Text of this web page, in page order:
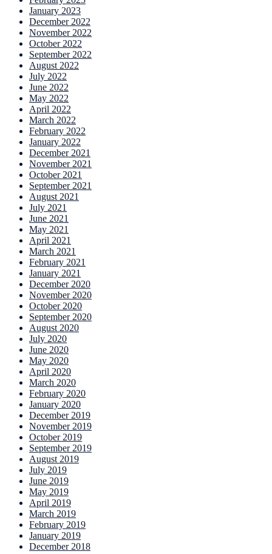
January 2023
December 2022
November 2022
October 2022
September 2022
August 2022
July 2022
June 2022
May 2022
April 2022
March 2022
February 2022
January 2022
December 2021
November 2021
October 2021
September 2021
August 2021
July 2021
June 2021
May 2021
April 2021
March 2021
February 2021
January 2021
December 2020
November 2020
October 2020
September 2020
August 2020
July 2020
June 2020
May 2020
April 2020
March 2020
February 2020
January 2020
December 2019
November 2019
October 2019
September 2019
August 2019
July 2019
June 2019
May 2019
April 2019
March 2019
February 2019
January 2019
December 2018